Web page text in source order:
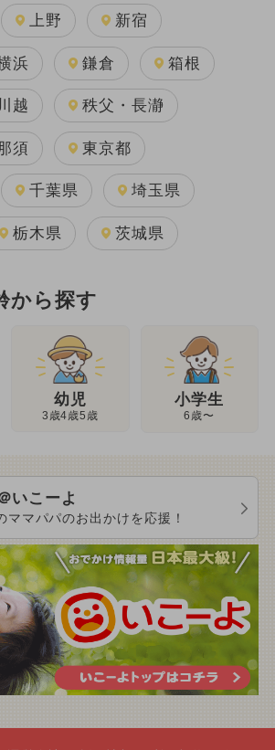
上野 新宿
浜 鎌倉 箱根
川越 秩父・長瀞
須 東京都
千葉県 埼玉県
栃木県 茨城県
から探す
幼児
3歳4歳5歳
小学生
6歳〜
いこーよ
ママパパのお出かけを応援！